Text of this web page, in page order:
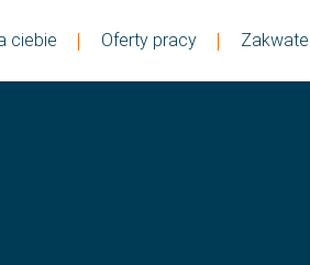
ciebie Oferty pracy